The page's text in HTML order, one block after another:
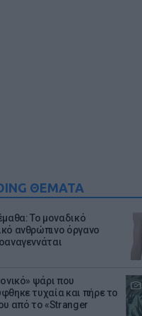
ΘΕΜΑΤΑ
Το μοναδικό
ανθρώπινο όργανο
ψάρι που
τυχαία και πήρε το
από το «Stranger